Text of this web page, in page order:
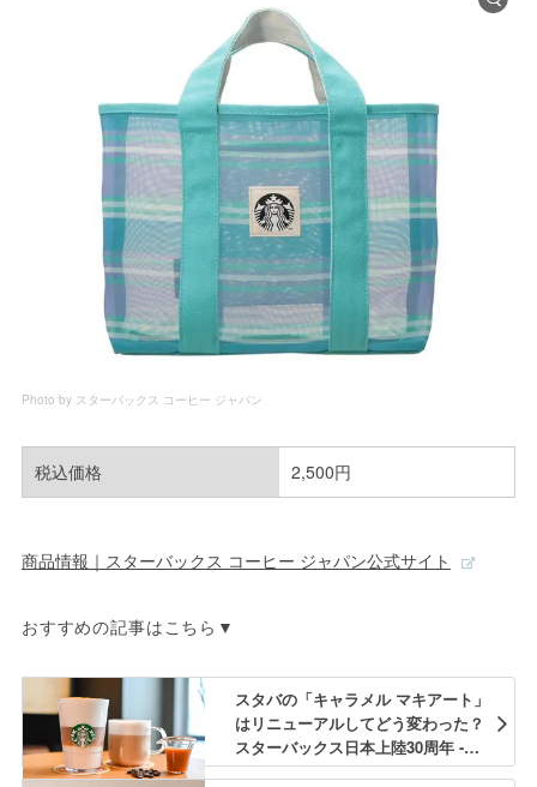
Photo by スターバックス コーヒー ジャパン
税込価格 2,500円
商品情報｜スターバックス コーヒー ジャパン公式サイト
おすすめの記事はこちら▼
スタバの「キャラメル マキアート」
はリニューアルしてどう変わった？
スターバックス日本上陸30周年 -
macaroni